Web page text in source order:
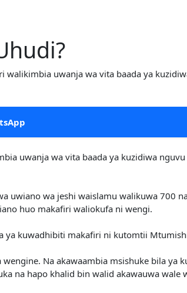
uwanja wa vita baada ya
uwanja wa vita baada ya kuzidiwa
uwiano wa jeshi waislamu walikuwa 700
huo makafiri waliokufa ni wengi.
ya kuwadhibiti makafiri ni kutomtii
Na akawaambia msishuke bila ya
na hapo khalid bin walid akawauwa wale